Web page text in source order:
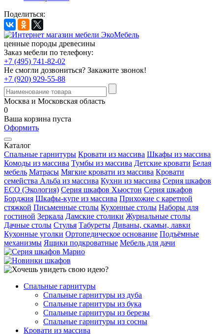
Поделиться:
ценные породы древесины
Заказ мебели по телефону:
+7 (495) 741-82-02
Не смогли дозвониться? Закажите звонок!
+7 (920) 929-55-88
Москва и Московская область
0
Ваша корзина пуста
Оформить
Каталог
Спальные гарнитуры Кровати из массива Шкафы из массива
Комоды из массива Тумбы из массива Детские кровати Белая
мебель Матрасы Мягкие кровати из массива Кровати
семейства Альба из массива Кухни из массива Серия шкафов
ECO (Экология) Серия шкафов Хьюстон Серия шкафов
Борджия Шкафы-купе из массива Прихожие с каретной
стяжкой Письменные столы Кухонные столы Наборы для
гостиной Зеркала Дамские столики Журнальные столы
Дачные столы Стулья Табуреты Диваны, скамьи, лавки
Кухонные уголки Ортопедическое основание Подъёмные
механизмы Ящики подкроватные Мебель для дачи
Спальные гарнитуры
Спальные гарнитуры из дуба
Спальные гарнитуры из бука
Спальные гарнитуры из березы
Спальные гарнитуры из сосны
Кровати из массива